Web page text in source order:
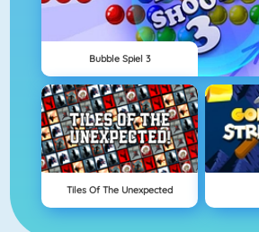
Bubble Spiel 3
Tiles Of The Unexpected